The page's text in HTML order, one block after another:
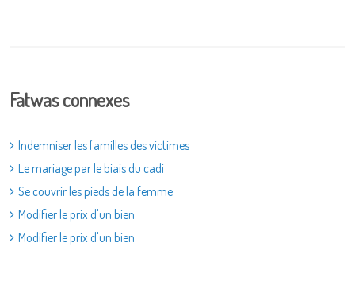
Fatwas connexes
Indemniser les familles des victimes
Le mariage par le biais du cadi
Se couvrir les pieds de la femme
Modifier le prix d'un bien
Modifier le prix d'un bien